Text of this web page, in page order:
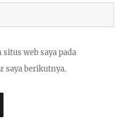
web saya pada
saya berikutnya.